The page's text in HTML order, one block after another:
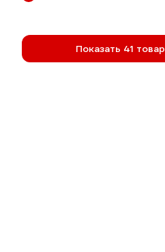
Показать 41 товар